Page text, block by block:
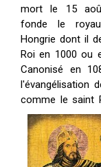
mort le 15
fonde le
Hongrie dont il
Roi en 1000 ou
Canonisé en
l'évangélisation
comme le saint